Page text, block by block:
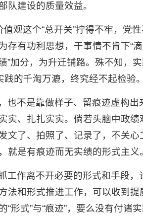
建设的质量效益。
观这个“总开关”拧得不牢，党
有功利思想，干事情不肯下“滴
”加分，为升迁铺路。殊不知，
的千淘万漉，终究经不起检验。
也不是靠做样子、留痕迹虚构出
实、扎扎实实。倘若头脑中政绩
文了、拍照了、记录了，不关心
是有痕迹而无实绩的形式主义
工作离不开必要的形式和手段，
和形式推进工作，可以收到提
形式”与“痕迹”，要么没有付诸